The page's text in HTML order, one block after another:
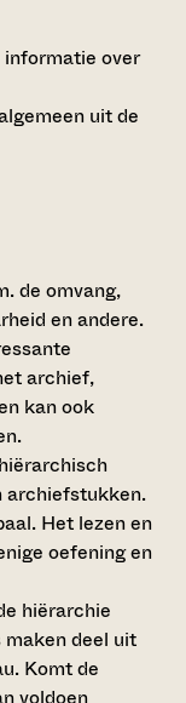
over
uit de
de omvang,
en andere.
archief,
kan ook
archiefstukken.
Het lezen en
oefening en
hiërarchie
maken deel uit
Komt de
voldoen